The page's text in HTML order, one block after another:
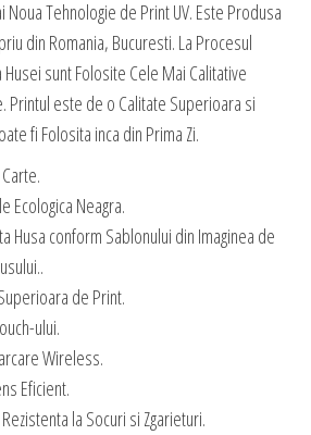
Tehnologie de Print UV. Este Produsa
din Romania, Bucuresti. La Procesul
sunt Folosite Cele Mai Calitative
Printul este de o Calitate Superioara si
fi Folosita inca din Prima Zi.
Ecologica Neagra.
Husa conform Sablonului din Imaginea de
de Print.
ului.
Wireless.
Eficient.
la Socuri si Zgarieturi.